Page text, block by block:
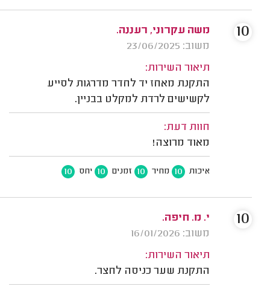
משה עקרוני, רעננה.
משוב: 23/06/2025
תיאור השירות:
התקנת מאחז יד לחדר מדרגות לסייע
לקשישים לרדת למקלט בבניין.
חוות דעת:
מאוד מרוצה!
איכות 10 מחיר 10 זמנים 10 יחס 10
10
י. מ. חיפה.
משוב: 16/01/2026
תיאור השירות:
התקנת שער כניסה לחצר.
10